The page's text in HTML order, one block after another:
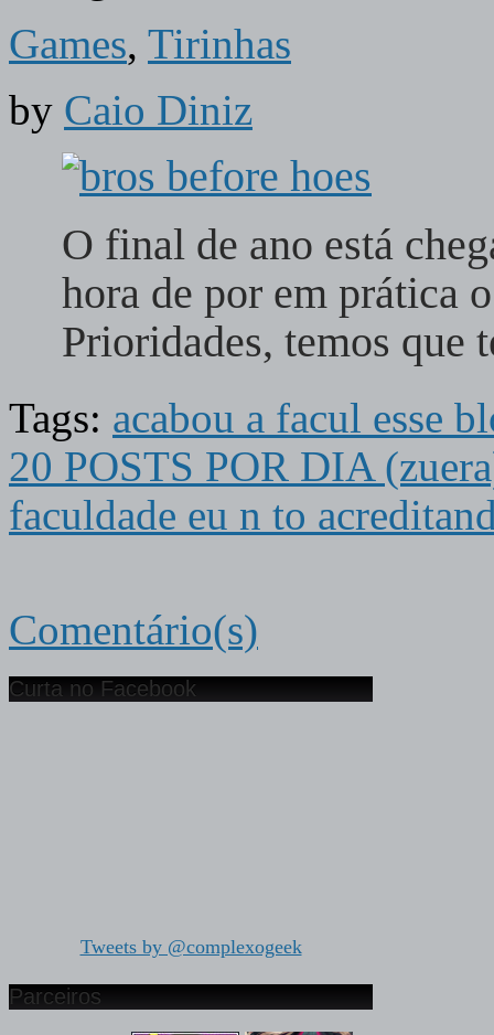
Games, Tirinhas
by Caio Diniz
O final de ano está
hora de por em
Prioridades, temos
Tags: acabou a facul esse
20 POSTS POR DIA
faculdade eu n to
Comentário(s)
Curta no Facebook
Tweets by @complexogeek
Parceiros